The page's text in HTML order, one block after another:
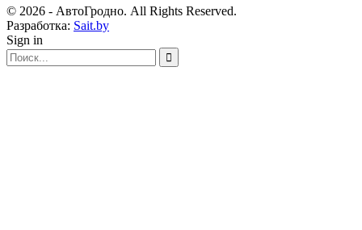
© 2026 - АвтоГродно. All Rights Reserved.
Разработка: Sait.by
Sign in